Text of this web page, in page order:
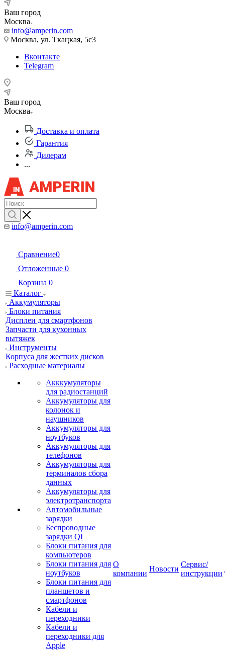
Ваш город
Москва
info@amperin.com
Москва, ул. Ткацкая, 5с3
Вконтакте
Telegram
Ваш город
Москва
Доставка и оплата
Гарантия
Дилерам
...
info@amperin.com
Сравнение0
Отложенные 0
Корзина 0
Каталог
Аккумуляторы
Блоки питания
Дисплеи для смартфонов
Запчасти для кухонных
вытяжек
Инструменты
Корпуса для жестких дисков
Расходные материалы
Акккумуляторы
для радиостанций
Аккумуляторы для
колонок и
наушников
Аккумуляторы для
ноутбуков
Аккумуляторы для
телефонов
Аккумуляторы для
терминалов сбора
данных
Аккумуляторы для
электротранспорта
Автомобильные
зарядки
Беспроводные
зарядки QI
Блоки питания для
компьютеров
Блоки питания для
ноутбуков
Блоки питания для
планшетов и
смартфонов
Кабели и
переходники
Кабели и
переходники для
Apple
О
компании
Новости
Сервис/
инструкции